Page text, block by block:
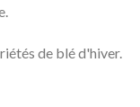
de blé d'hiver.